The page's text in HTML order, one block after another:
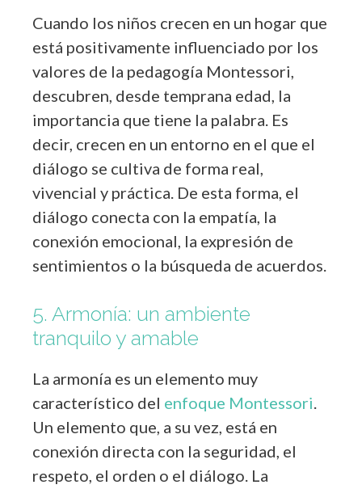
Cuando los niños crecen en un hogar que
está positivamente influenciado por los
valores de la pedagogía Montessori,
descubren, desde temprana edad, la
importancia que tiene la palabra. Es
decir, crecen en un entorno en el que el
diálogo se cultiva de forma real,
vivencial y práctica. De esta forma, el
diálogo conecta con la empatía, la
conexión emocional, la expresión de
sentimientos o la búsqueda de acuerdos.
5. Armonía: un ambiente
tranquilo y amable
La armonía es un elemento muy
característico del enfoque Montessori.
Un elemento que, a su vez, está en
conexión directa con la seguridad, el
respeto, el orden o el diálogo. La